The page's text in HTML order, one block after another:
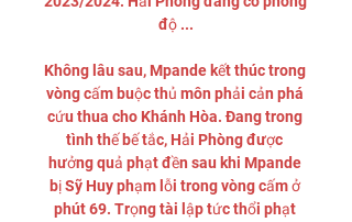
độ ...
Không lâu sau, Mpande kết thúc trong
vòng cấm buộc thủ môn phải cản phá
cứu thua cho Khánh Hòa. Đang trong
tình thế bế tắc, Hải Phòng được
hưởng quả phạt đền sau khi Mpande
bị Sỹ Huy phạm lỗi trong vòng cấm ở
phút 69. Trọng tài lập tức thổi phạt